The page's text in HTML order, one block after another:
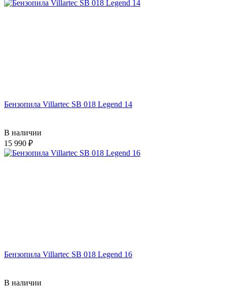
Бензопила Villartec SB 018 Legend 14
В наличии
15 990
Бензопила Villartec SB 018 Legend 16
В наличии